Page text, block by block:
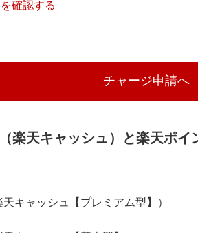
確認する
チャージ申請へ
楽天キャッシュ）と楽天ポイ
キャッシュ【プレミアム型】）